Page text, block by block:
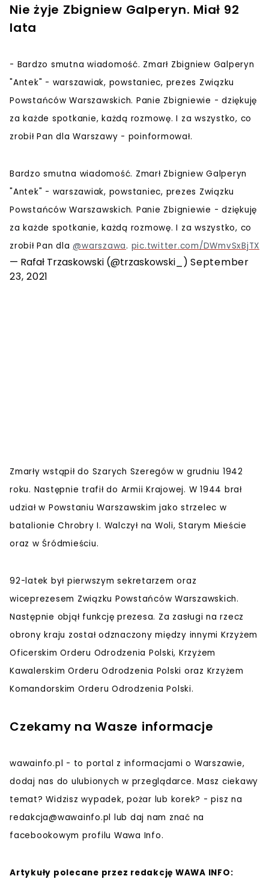
Nie żyje Zbigniew Galperyn. Miał 92
lata
- Bardzo smutna wiadomość. Zmarł Zbigniew Galperyn
"Antek" - warszawiak, powstaniec, prezes Związku
Powstańców Warszawskich. Panie Zbigniewie - dziękuję
za każde spotkanie, każdą rozmowę. I za wszystko, co
zrobił Pan dla Warszawy - poinformował.
Bardzo smutna wiadomość. Zmarł Zbigniew Galperyn
"Antek" - warszawiak, powstaniec, prezes Związku
Powstańców Warszawskich. Panie Zbigniewie - dziękuję
za każde spotkanie, każdą rozmowę. I za wszystko, co
zrobił Pan dla@warszawa. pic.twitter.com/DWmvSxBjTX
— Rafał Trzaskowski (@trzaskowski_) September
23, 2021
Zmarły wstąpił do Szarych Szeregów w grudniu 1942
roku. Następnie trafił do Armii Krajowej. W 1944 brał
udział w Powstaniu Warszawskim jako strzelec w
batalionie Chrobry I. Walczył na Woli, Starym Mieście
oraz w Śródmieściu.
92-latek był pierwszym sekretarzem oraz
wiceprezesem Związku Powstańców Warszawskich.
Następnie objął funkcję prezesa. Za zasługi na rzecz
obrony kraju został odznaczony między innymi Krzyżem
Oficerskim Orderu Odrodzenia Polski, Krzyżem
Kawalerskim Orderu Odrodzenia Polski oraz Krzyżem
Komandorskim Orderu Odrodzenia Polski.
Czekamy na Wasze informacje
wawainfo.pl - to portal z informacjami o Warszawie,
dodaj nas do ulubionych w przeglądarce. Masz ciekawy
temat? Widzisz wypadek, pożar lub korek? - pisz na
redakcja@wawainfo.pl lub daj nam znać na
facebookowym profilu Wawa Info.
Artykuły polecane przez redakcję WAWA INFO: